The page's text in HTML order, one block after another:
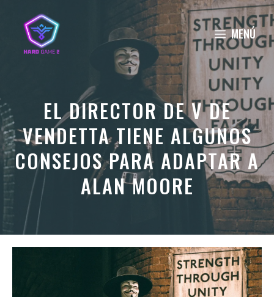
contenido
MENÚ
EL DIRECTOR DE V DE
VENDETTA TIENE ALGUNOS
CONSEJOS PARA ADAPTAR A
ALAN MOORE